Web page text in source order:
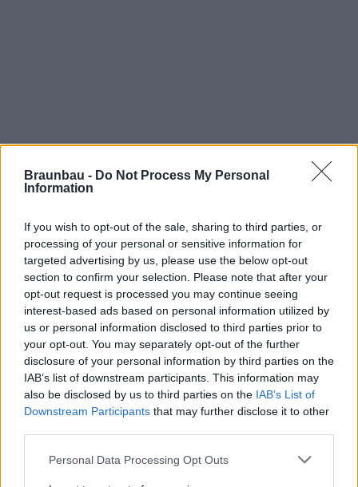
Braunbau - Do Not Process My Personal
Information
If you wish to opt-out of the sale, sharing to third parties, or
processing of your personal or sensitive information for
targeted advertising by us, please use the below opt-out
section to confirm your selection. Please note that after your
opt-out request is processed you may continue seeing
interest-based ads based on personal information utilized by
us or personal information disclosed to third parties prior to
your opt-out. You may separately opt-out of the further
disclosure of your personal information by third parties on the
IAB’s list of downstream participants. This information may
also be disclosed by us to third parties on the IAB’s List of
Downstream Participants that may further disclose it to other
Personal Data Processing Opt Outs
Hétfő-péntek:07:30-16:30
Szombat: 07:30-12:00